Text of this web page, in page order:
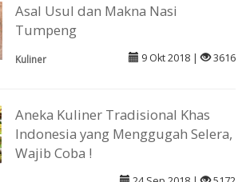
Asal Usul dan Makna Nasi
Tumpeng
Kuliner 9 Okt 2018 | 3616
Aneka Kuliner Tradisional Khas
Indonesia yang Menggugah Selera,
Wajib Coba !